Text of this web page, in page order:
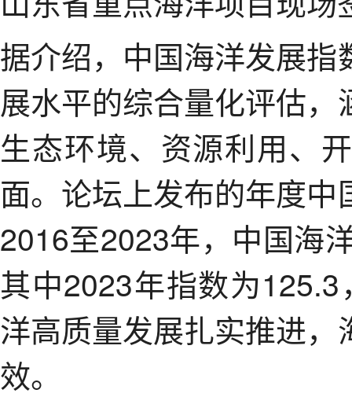
据介绍，中国海洋发展
展水平的综合量化评估
生态环境、资源利用、
面。论坛上发布的年度
2016至2023年，中国海
其中2023年指数为
洋高质量发展扎实推进
效。